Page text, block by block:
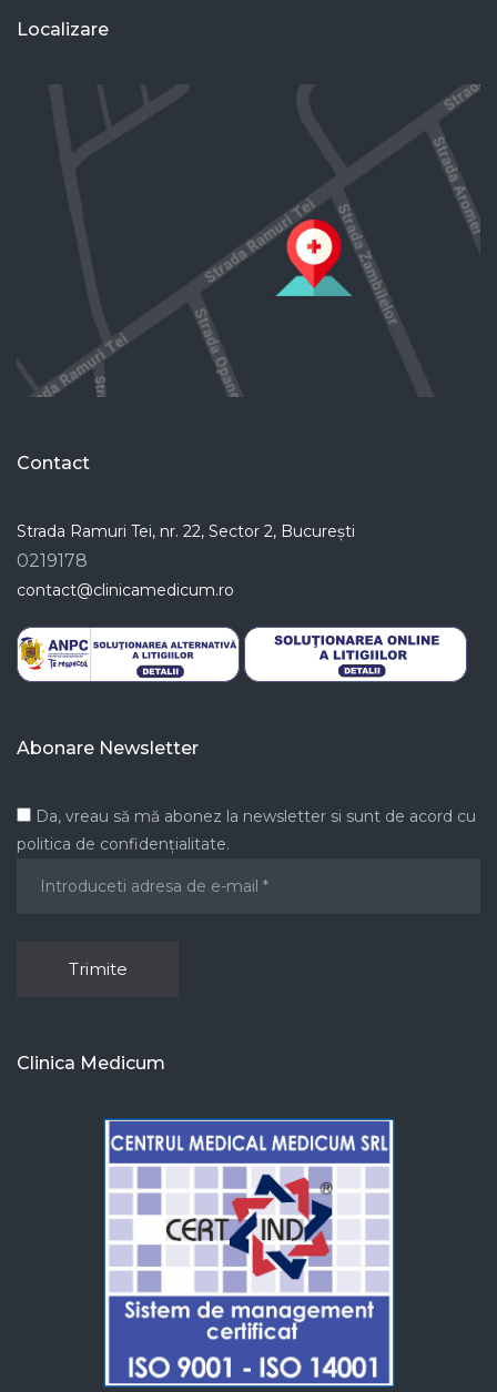
Localizare
Contact
Strada Ramuri Tei, nr. 22, Sector 2, București
0219178
contact@clinicamedicum.ro
Abonare Newsletter
Da, vreau să mă abonez la newsletter si sunt de acord cu
politica de confidențialitate.
Clinica Medicum